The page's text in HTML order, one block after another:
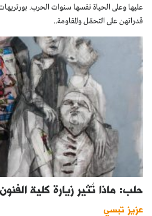
عليها وعلى الحياة نفسها سنوات الحرب.
قدراتهن على التحمّل والمقاومة..
حلب: ماذا تُثير زيارة كلية
عزيز تبسي